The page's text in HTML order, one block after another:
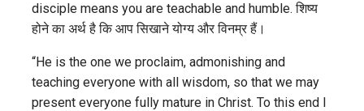
disciple means you are teachable and humble. शिष्य
होने का अर्थ है कि आप सिखाने योग्य और विनम्र हैं।
“He is the one we proclaim, admonishing and
teaching everyone with all wisdom, so that we may
present everyone fully mature in Christ. To this end I